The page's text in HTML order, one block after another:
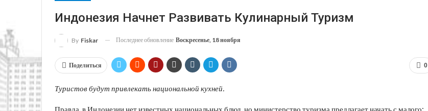
Индонезия Начнет Развивать Кулинарный Туризм
By Fiskar Последнее обновление Воскресенье, 18 ноября
0
Поделиться
Туристов будут привлекать национальной кухней.
Правда, в Индонезии нет известных национальных блюд, но министерство туризма предлагает начать с малого: